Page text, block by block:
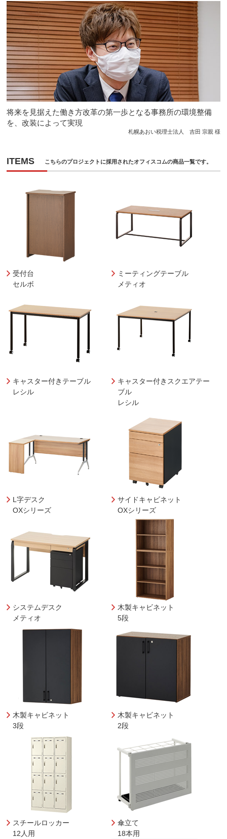
将来を見据えた働き方改革の第一歩となる事務所の環境整備
を、改装によって実現
札幌あおい税理士法人 吉田 宗親 様
ITEMS こちらのプロジェクトに採用されたオフィスコムの商品一覧です。
受付台
セルボ
ミーティングテーブル
メティオ
キャスター付きテーブル
レシル
キャスター付きスクエアテー
ブル
レシル
L字デスク
OXシリーズ
サイドキャビネット
OXシリーズ
システムデスク
メティオ
木製キャビネット
5段
木製キャビネット
3段
木製キャビネット
2段
スチールロッカー
12人用
傘立て
18本用